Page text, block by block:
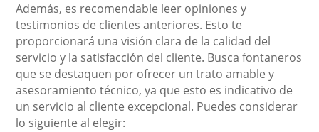
Además, es recomendable leer opiniones y
testimonios de clientes anteriores. Esto te
proporcionará una visión clara de la calidad del
servicio y la satisfacción del cliente. Busca fontaneros
que se destaquen por ofrecer un trato amable y
asesoramiento técnico, ya que esto es indicativo de
un servicio al cliente excepcional. Puedes considerar
lo siguiente al elegir: